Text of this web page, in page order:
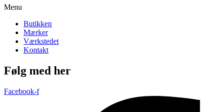
Menu
Butikken
Mærker
Værkstedet
Kontakt
Følg med her
Facebook-f